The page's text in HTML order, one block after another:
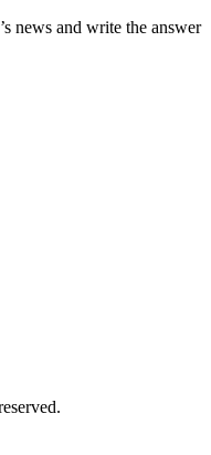
news and write the answer